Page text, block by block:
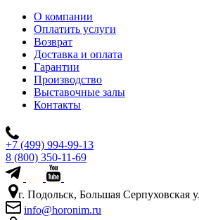
О компании
Оплатить услуги
Возврат
Доставка и оплата
Гарантии
Производство
Выставочные залы
Контакты
+7 (499) 994-99-13
8 (800) 350-11-69
г. Подольск, Большая Серпуховская
info@horonim.ru